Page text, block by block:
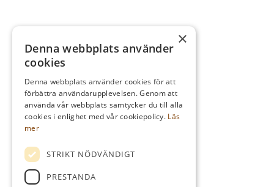
KONTAKTA
Klubbhuset, 567 93 Hok
0393-214 20
Kansli och medlemsfrågor:
kansli@hooksgk.se
Starttider och golfbilar:
golfcenter@hooksgk.se
Golfpaket:
bokning@hooksherrgard.se
×
Denna webbplats använder
cookies
Denna webbplats använder cookies för att
förbättra användarupplevelsen. Genom att
använda vår webbplats samtycker du till alla
cookies i enlighet med vår cookiepolicy. Läs
mer
STRIKT NÖDVÄNDIGT
PRESTANDA